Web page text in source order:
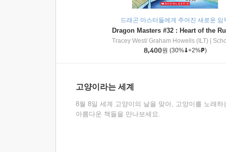
드래곤 마스터들에게 주어진 새로운 임
Tracey West/ Graham Howells (ILT)
8,400원 (30% +2% )
고양이라는 세계
8월 8일 세계 고양이의 날을 맞아, 고양이를 노래하
아름다운 책들을 만나보세요.